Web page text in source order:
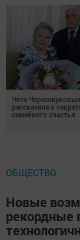
Чета Черножуковых
рассказала о
семейного счастья
ОБЩЕСТВО
Новые
рекордные